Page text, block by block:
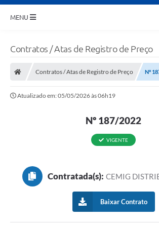
MENU
Controle Interno
Governança
A Prefeitura
Contratos / Atas de Registro de Preço
Contratos / Atas de Registro de Preço Nº
Atualizado em: 05/05/2026 às 06h19
Nº 187/2022
VIGENTE
Contratada(s): CEMIG
Baixar Contrato